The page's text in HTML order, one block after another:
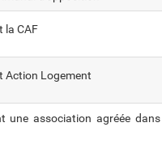
la CAF
Action Logement
une association agréée